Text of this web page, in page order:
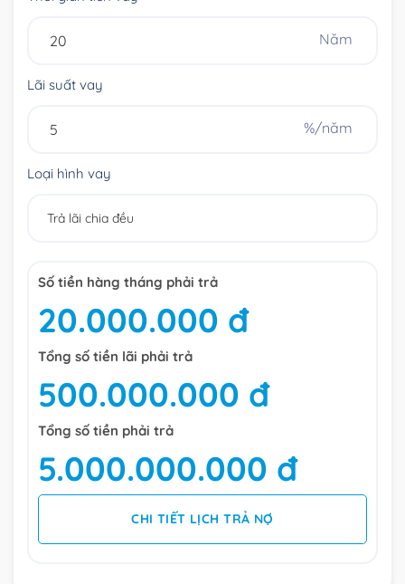
Năm
Lãi suất vay
%/năm
Loại hình vay
Số tiền hàng tháng phải trả
20.000.000 đ
Tổng số tiền lãi phải trả
500.000.000 đ
Tổng số tiền phải trả
5.000.000.000 đ
CHI TIẾT LỊCH TRẢ NỢ